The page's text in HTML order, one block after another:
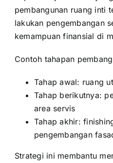
pembangunan ruang inti
lakukan pengembangan
kemampuan finansial di
Contoh tahapan
Tahap awal: ruang
Tahap berikutnya:
area servis
Tahap akhir:
pengembangan
Strategi ini membantu